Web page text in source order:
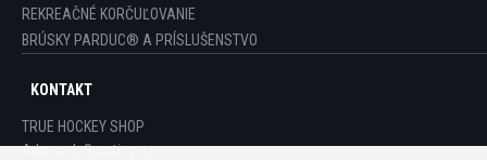
REKREAČNÉ KORČUĽOVANIE
BRÚSKY PARDUC® A PRÍSLUŠENSTVO
KONTAKT
TRUE HOCKEY SHOP
Adresa:L-Sporting s.r.o.